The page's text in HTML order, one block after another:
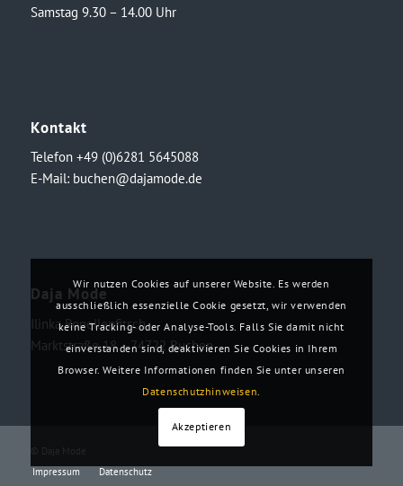
Samstag 9.30 – 14.00 Uhr
Kontakt
Telefon +49 (0)6281 5645088
E-Mail: buchen@dajamode.de
Daja Mode
Ilinka Ronellenfitsch
Marktstraße 18・74722 Buchen
© Daja Mode
Impressum
Datenschutz
Wir nutzen Cookies auf unserer Website. Es werden
ausschließlich essenzielle Cookie gesetzt, wir verwenden
keine Tracking- oder Analyse-Tools. Falls Sie damit nicht
einverstanden sind, deaktivieren Sie Cookies in Ihrem
Browser. Weitere Informationen finden Sie unter unseren
Datenschutzhinweisen.
Akzeptieren